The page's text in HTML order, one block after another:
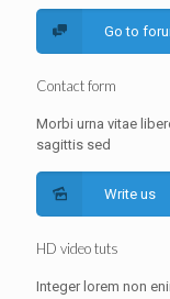
Go to
Contact form
Morbi urna vitae
sagittis sed
Write us
HD video tuts
Integer lorem non